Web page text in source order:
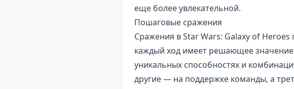
еще более увлекательной.
Пошаговые сражения
Сражения в Star Wars: Galaxy of
каждый ход имеет решающее
уникальных способностях и
другие — на поддержке команды, а